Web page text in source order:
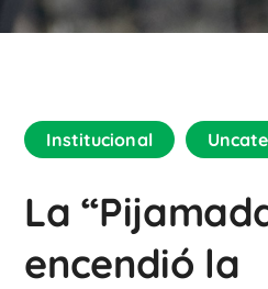
Institucional
La
encendió la